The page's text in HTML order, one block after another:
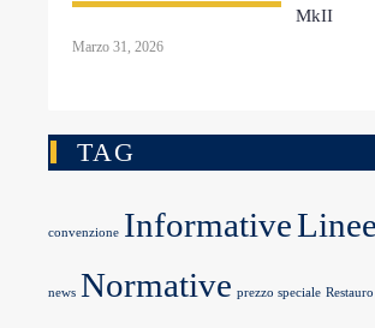
MkII
Marzo 31, 2026
TAG
convenzione Informative
news Normative prezzo speciale